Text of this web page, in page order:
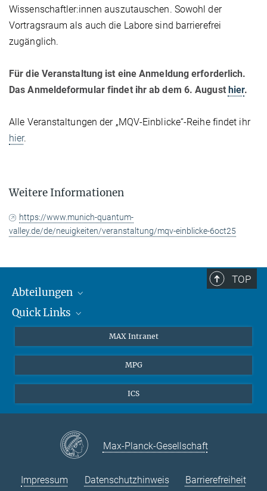
Wissenschaftler:innen auszutauschen. Sowohl der
Vortragsraum als auch die Labore sind barrierefrei
zugänglich.
Für die Veranstaltung ist eine Anmeldung erforderlich.
Das Anmeldeformular findet ihr ab dem 6. August hier.
Alle Veranstaltungen der „MQV-Einblicke“-Reihe findet ihr
hier.
Weitere Informationen
https://www.munich-quantum-
valley.de/de/neuigkeiten/veranstaltung/mqv-einblicke-6oct25
TOP
Abteilungen
Attosekundenphysik
Quantendynamik
Quanten-Vielteilchensysteme
Quick Links
EU-Büro
Kontakt
Instagram
MAX Intranet
MPG
ICS
Max-Planck-Gesellschaft
Impressum Datenschutzhinweis Barrierefreiheit